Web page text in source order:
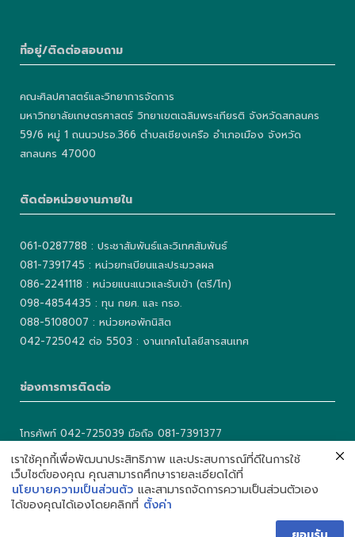
ที่อยู่/ติดต่อสอบถาม
คณะศิลปศาสตร์และวิทยาการจัดการ
มหาวิทยาลัยเกษตรศาสตร์ วิทยาเขตเฉลิมพระเกียรติ จังหวัดสกลนคร
59/6 หมู่ 1 ถนนวปรอ.366 ตำบลเชียงเครือ อำเภอเมือง จังหวัด
สกลนคร 47000
ติดต่อหน่วยงานภายใน
061-0287788 : ประชาสัมพันธ์และวิเทศสัมพันธ์
081-7391745 : หน่วยทะเบียนและประมวลผล
086-2241118 : หน่วยแนะแนวและรับเข้า (ตรี/โท)
098-4854435 : ทุน กยศ. และ กรอ.
088-5108007 : หน่วยหอพักนิสิต
042-725042 ต่อ 5503 : งานเทคโนโลยีสารสนเทศ
ช่องการการติดต่อ
โทรศัพท์ 042-725039 มือถือ 081-7391377
เบอร์แฟกซ์ 042-725040
Facebook: คณะศิลปศาสตร์และวิทยาการจัดการ มก.
Web: http://fam.csc.ku.ac.th
เราใช้คุกกี้เพื่อพัฒนาประสิทธิภาพ และประสบการณ์ที่ดีในการใช้
เว็บไซต์ของคุณ คุณสามารถศึกษารายละเอียดได้ที่
นโยบายความเป็นส่วนตัว และสามารถจัดการความเป็นส่วนตัวเอง
ได้ของคุณได้เองโดยคลิกที่ ตั้งค่า